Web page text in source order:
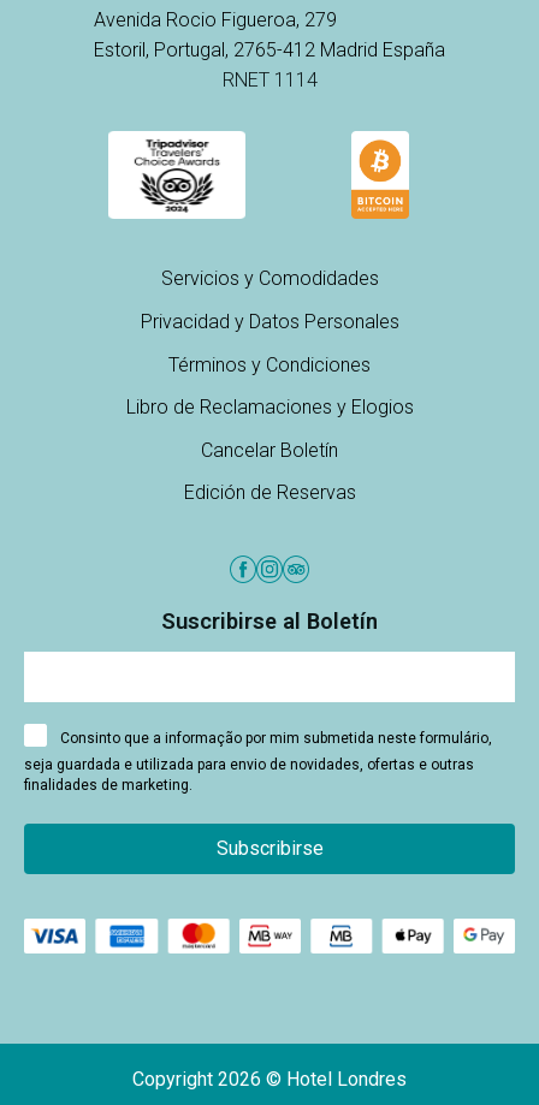
Avenida Rocio Figueroa, 279
Estoril, Portugal, 2765-412 Madrid España
RNET 1114
Servicios y Comodidades
Privacidad y Datos Personales
Términos y Condiciones
Libro de Reclamaciones y Elogios
Cancelar Boletín
Edición de Reservas
Suscribirse al Boletín
Consinto que a informação por mim submetida neste formulário,
seja guardada e utilizada para envio de novidades, ofertas e outras
finalidades de marketing.
Subscribirse
Copyright 2026 © Hotel Londres